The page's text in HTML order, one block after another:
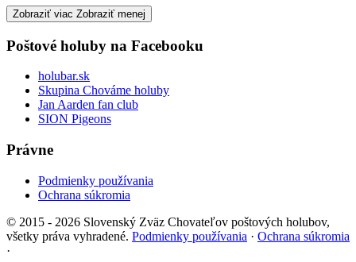
Zobraziť viac Zobraziť menej
Poštové holuby na Facebooku
holubar.sk
Skupina Chováme holuby
Jan Aarden fan club
SION Pigeons
Právne
Podmienky používania
Ochrana súkromia
© 2015 - 2026 Slovenský Zväz Chovateľov poštových holubov,
všetky práva vyhradené. Podmienky používania · Ochrana súkromia
·